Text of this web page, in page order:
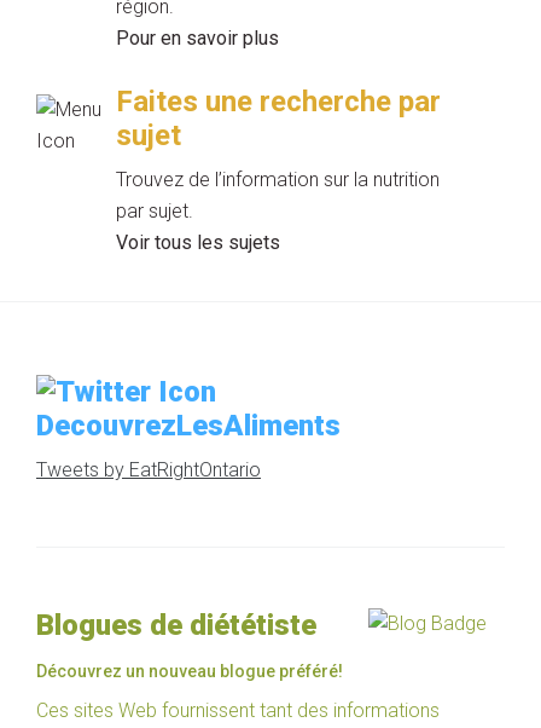
région.
Pour en savoir plus
Faites une recherche par
sujet
Trouvez de l’information sur la nutrition
par sujet.
Voir tous les sujets
DecouvrezLesAliments
Tweets by EatRightOntario
Blogues de diététiste
Découvrez un nouveau blogue préféré!
Ces sites Web fournissent tant des informations